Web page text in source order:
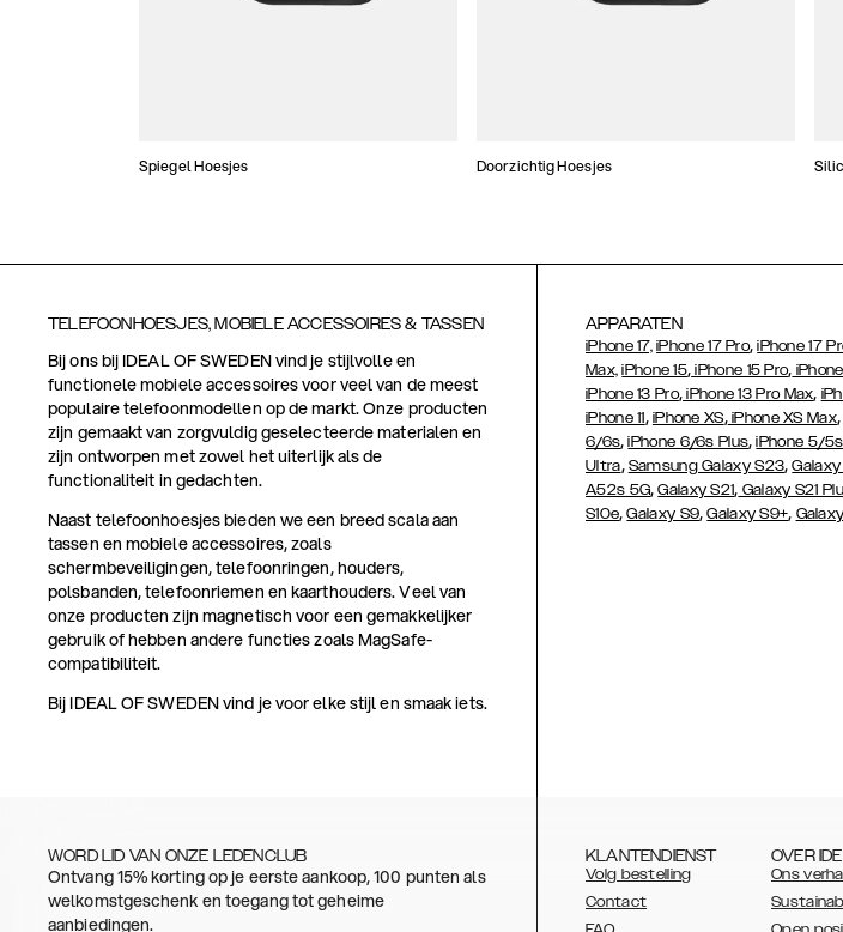
Spiegel Hoesjes Doorzichtig Hoesjes
TELEFOONHOESJES, MOBIELE ACCESSOIRES & TASSEN
Bij ons bij IDEAL OF SWEDEN vind je stijlvolle en
functionele mobiele accessoires voor veel van de meest
populaire telefoonmodellen op de markt. Onze producten
zijn gemaakt van zorgvuldig geselecteerde materialen en
zijn ontworpen met zowel het uiterlijk als de
functionaliteit in gedachten.
Naast telefoonhoesjes bieden we een breed scala aan
tassen en mobiele accessoires, zoals
schermbeveiligingen, telefoonringen, houders,
polsbanden, telefoonriemen en kaarthouders. Veel van
onze producten zijn magnetisch voor een gemakkelijker
gebruik of hebben andere functies zoals MagSafe-
compatibiliteit.
Bij IDEAL OF SWEDEN vind je voor elke stijl en smaak iets.
APPARATEN
iPhone 17, iPhone 17 Pro,iPhone 17
Max, iPhone 15, iPhone 15 Pro,
iPhone 13 Pro, iPhone 13 Pro Max,
iPhone 11, iPhone XS,iPhone XS Max
6/6s,iPhone 6/6s Plus,iPhone 5/
Ultra, Samsung Galaxy S23,
A52s 5G,Galaxy S21, Galaxy S21
S10e,Galaxy S9,Galaxy S9+,
WORD LID VAN ONZE LEDENCLUB
Ontvang 15% korting op je eerste aankoop, 100 punten als
welkomstgeschenk en toegang tot geheime
aanbiedingen.
KLANTENDIENST
Volg bestelling
Contact
OVER
Ons